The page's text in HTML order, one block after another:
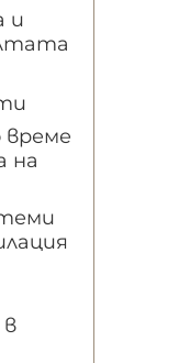
и
време
на